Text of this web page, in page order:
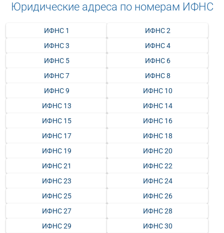
Юридические адреса по номерам ИФНС
ИФНС 1
ИФНС 2
ИФНС 3
ИФНС 4
ИФНС 5
ИФНС 6
ИФНС 7
ИФНС 8
ИФНС 9
ИФНС 10
ИФНС 13
ИФНС 14
ИФНС 15
ИФНС 16
ИФНС 17
ИФНС 18
ИФНС 19
ИФНС 20
ИФНС 21
ИФНС 22
ИФНС 23
ИФНС 24
ИФНС 25
ИФНС 26
ИФНС 27
ИФНС 28
ИФНС 29
ИФНС 30